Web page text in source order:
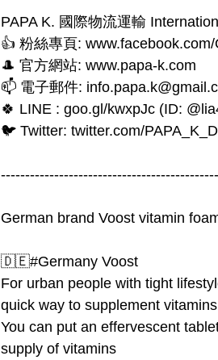
PAPA K. 國際物流運輸
👍 粉絲專頁:
🎩 官方網站: www.papa-k.com
📫 電子郵件:
🍀 LINE : goo.gl/kwxpJc (ID:
🐦 Twitter: twitter.com/
German brand Voost vitamin
🇩🇪#Germany Voost
For urban people with tight
quick way to supplement
You can put an effervescent
supply of vitamins